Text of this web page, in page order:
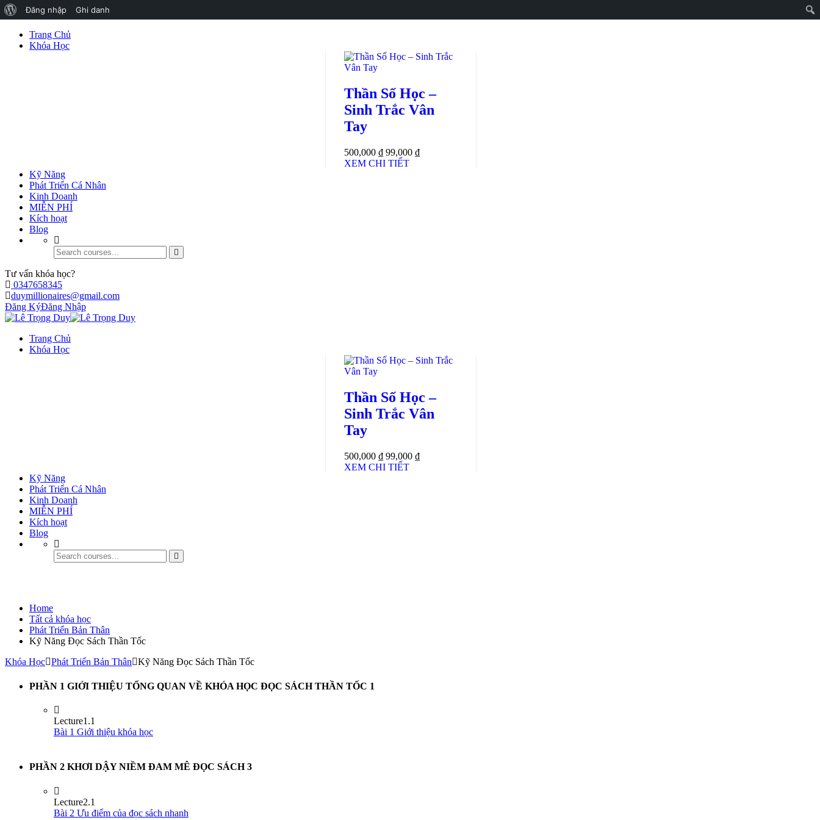
Trang Chủ
Khóa Học
Thần Số Học –
Sinh Trắc Vân
Tay
500,000 ₫ 99,000 ₫
XEM CHI TIẾT
Kỹ Năng
Phát Triển Cá Nhân
Kinh Doanh
MIỄN PHÍ
Kích hoạt
Blog
Tư vấn khóa học?
0347658345
duymillionaires@gmail.com
Đăng KýĐăng Nhập
Trang Chủ
Khóa Học
Thần Số Học –
Sinh Trắc Vân
Tay
500,000 ₫ 99,000 ₫
XEM CHI TIẾT
Kỹ Năng
Phát Triển Cá Nhân
Kinh Doanh
MIỄN PHÍ
Kích hoạt
Blog
Home
Tất cả khóa học
Phát Triển Bản Thân
Kỹ Năng Đọc Sách Thần Tốc
Khóa Học Phát Triển Bản Thân Kỹ Năng Đọc Sách Thần Tốc
PHẦN 1 GIỚI THIỆU TỔNG QUAN VỀ KHÓA HỌC ĐỌC SÁCH THẦN TỐC 1
Lecture1.1
Bài 1 Giới thiệu khóa học
PHẦN 2 KHƠI DẬY NIỀM ĐAM MÊ ĐỌC SÁCH3
Lecture2.1
Bài 2 Ưu điểm của đọc sách nhanh
Đăng nhập Ghi danh